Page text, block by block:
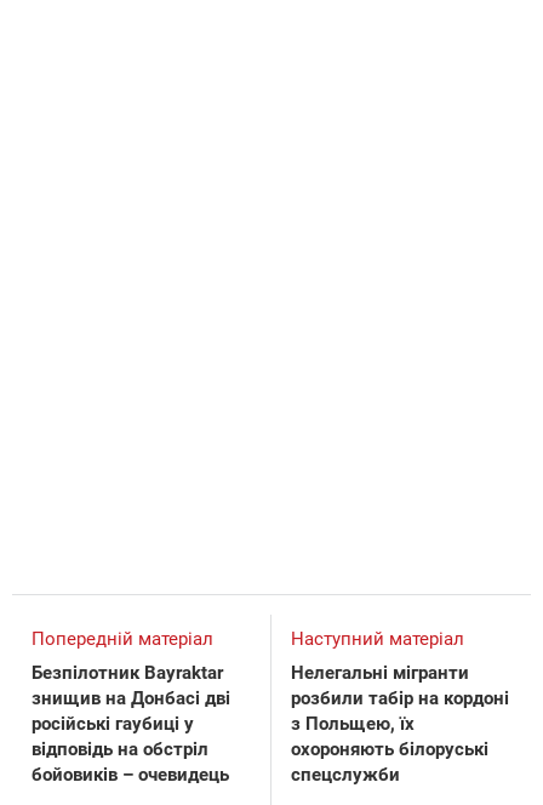
Попередній матеріал
Безпілотник Bayraktar
знищив на Донбасі дві
російські гаубиці у
відповідь на обстріл
бойовиків – очевидець
Наступний матеріал
Нелегальні мігранти
розбили табір на кордоні
з Польщею, їх
охороняють білоруські
спецслужби